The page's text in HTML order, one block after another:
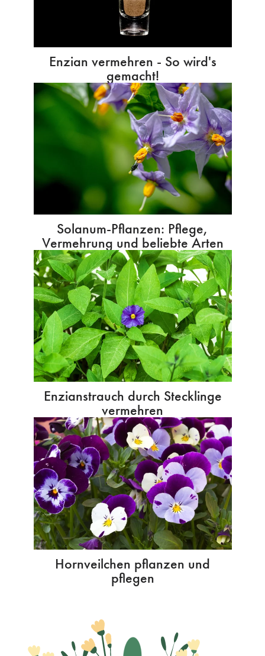
Enzian vermehren - So wird's
gemacht!
Solanum-Pflanzen: Pflege,
Vermehrung und beliebte Arten
Enzianstrauch durch Stecklinge
vermehren
Hornveilchen pflanzen und
pflegen